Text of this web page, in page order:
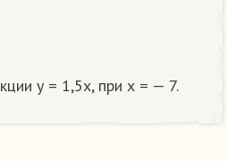
у = 1,5х, при х = — 7.